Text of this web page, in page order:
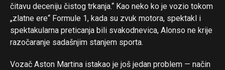
čitavu deceniju čistog trkanja.“ Kao neko ko je vozio tokom
„zlatne ere“ Formule 1, kada su zvuk motora, spektakl i
spektakularna preticanja bili svakodnevica, Alonso ne krije
razočaranje sadašnjim stanjem sporta.
Vozač Aston Martina istakao je još jedan problem — način